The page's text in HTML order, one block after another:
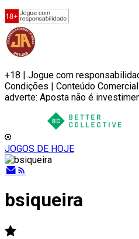
+18 | Jogue com
Condições | Conteúdo
adverte: Aposta não é
JOGOS DE HOJE
bsiqueira